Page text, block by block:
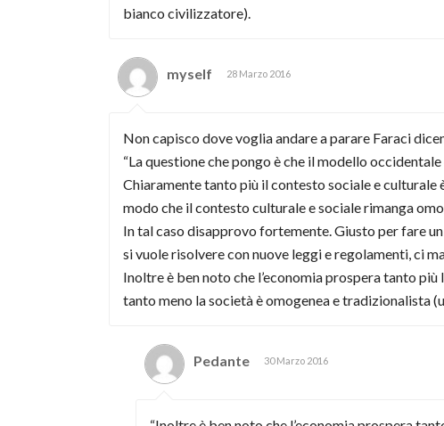
bianco civilizzatore).
myself 28 Marzo 2016
Non capisco dove voglia andare a parare Faraci
“La questione che pongo è che il modello
Chiaramente tanto più il contesto sociale e culturale
modo che il contesto culturale e sociale rimanga
In tal caso disapprovo fortemente. Giusto per fare
si vuole risolvere con nuove leggi e regolamenti, ci
Inoltre è ben noto che l’economia prospera tanto
tanto meno la società è omogenea e tradizionalista
Pedante 30 Marzo 2016